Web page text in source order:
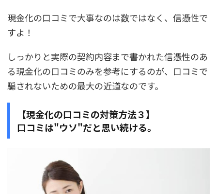
現金化の口コミで大事なのは数ではなく、信憑性で
すよ！
しっかりと実際の契約内容まで書かれた信憑性のあ
る現金化の口コミのみを参考にするのが、口コミで
騙されないための最大の近道なのです。
【現金化の口コミの対策方法３】
口コミは"ウソ"だと思い続ける。